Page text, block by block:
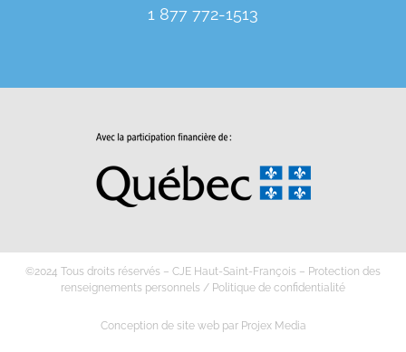
1 877 772-1513
©2024 Tous droits réservés – CJE Haut-Saint-François – Protection des
renseignements personnels / Politique de confidentialité
Conception de site webpar Projex Media